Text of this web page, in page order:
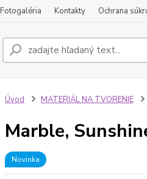
Fotogaléria Kontakty Ochrana
Úvod MATERIÁL NA TVORENIE
Marble,
Novinka